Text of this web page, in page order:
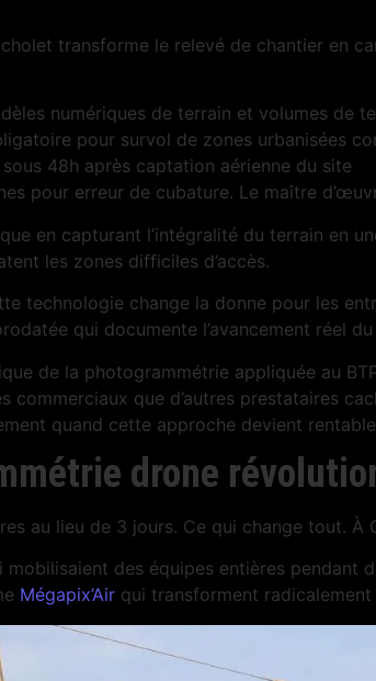
transforme le relevé de chantier en
numériques de terrain et volumes de
pour survol de zones urbanisées
48h après captation aérienne du site
pour erreur de cubature. Le maître
en capturant l’intégralité du terrain en
les zones difficiles d’accès.
technologie change la donne pour les
qui documente l’avancement réel
de la photogrammétrie appliquée au
commerciaux que d’autres prestataires
quand cette approche devient
drone
au lieu de 3 jours. Ce qui change tout.
des équipes entières
Mégapix’Air qui transforment